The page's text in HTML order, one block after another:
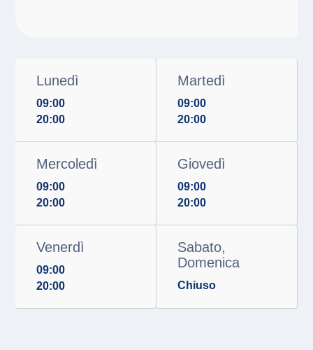
Lunedì
09:00
20:00
Martedì
09:00
20:00
Mercoledì
09:00
20:00
Giovedì
09:00
20:00
Venerdì
09:00
20:00
Sabato,
Domenica
Chiuso